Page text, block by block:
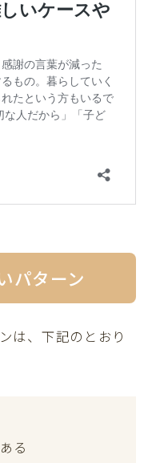
パターン
は、下記のとおり
る